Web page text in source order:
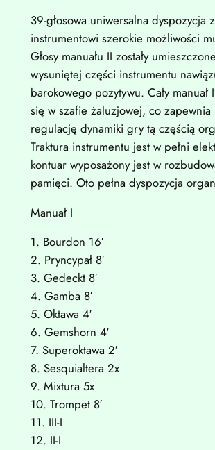
39-głosowa uniwersalna dyspozycja
instrumentowi szerokie możliwości
Głosy manuału II zostały
wysuniętej części instrumentu
barokowego pozytywu. Cały manuał
się w szafie żaluzjowej, co zapewnia
regulację dynamiki gry tą częścią
Traktura instrumentu jest w pełni
kontuar wyposażony jest w
pamięci. Oto pełna dyspozycja
Manuał I
1. Bourdon 16′
2. Pryncypał 8′
3. Gedeckt 8′
4. Gamba 8′
5. Oktawa 4′
6. Gemshorn 4′
7. Superoktawa 2′
8. Sesquialtera 2x
9. Mixtura 5x
10. Trompet 8′
11. III-I
12. II-I